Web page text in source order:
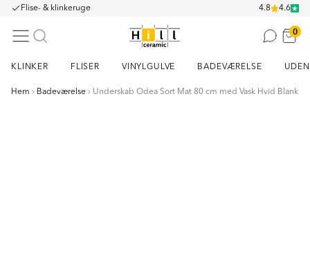
Flise- & klinkeruge 4.8 4.6
0
KLINKER FLISER VINYLGULVE BADEVÆRELSE
Hem Badeværelse Underskab Odea Sort Mat 80 cm med Vask Hvid Blank